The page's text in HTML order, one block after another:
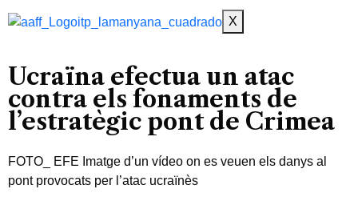
X
Ucraïna efectua un atac
contra els fonaments de
l’estratègic pont de Crimea
FOTO_ EFE Imatge d’un vídeo on es veuen els danys al
pont provocats per l’atac ucraïnès